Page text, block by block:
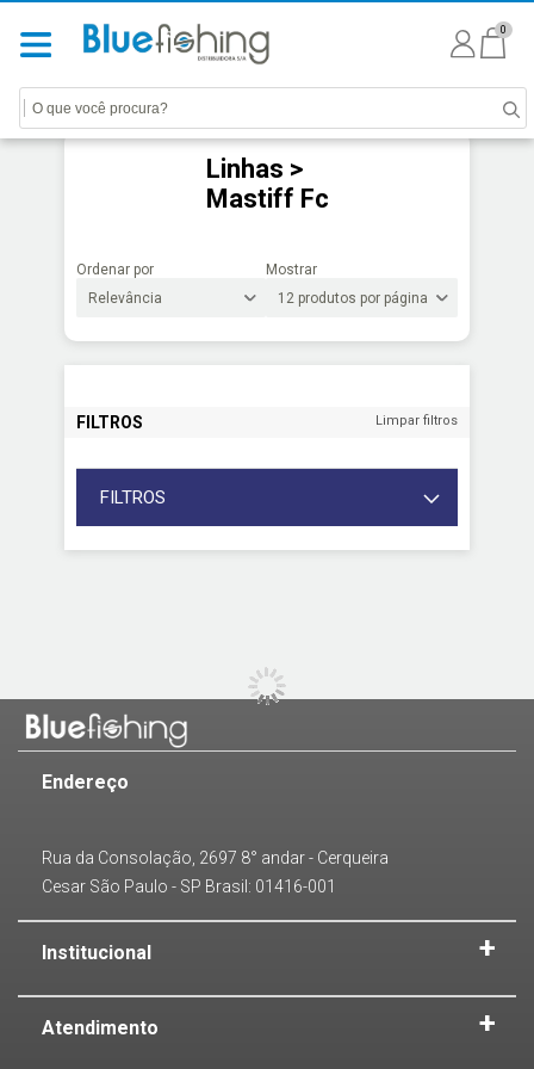
0
Linhas >
Mastiff Fc
Ordenar por Mostrar
FILTROS Limpar filtros
FILTROS
Endereço
Rua da Consolação, 2697 8° andar - Cerqueira
Cesar São Paulo - SP Brasil: 01416-001
Institucional
Atendimento